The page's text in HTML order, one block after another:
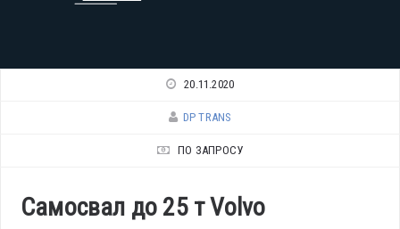
20.11.2020
DP TRANS
ПО ЗАПРОСУ
Самосвал до 25 т Volvo